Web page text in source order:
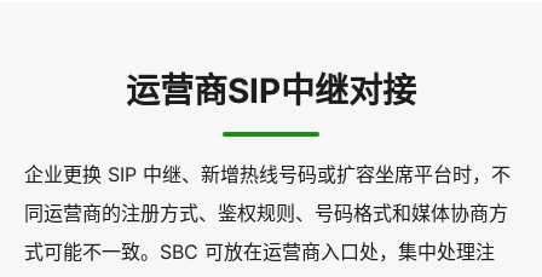
运营商SIP中继对接
企业更换 SIP 中继、新增热线号码或扩容坐席平台时，不
同运营商的注册方式、鉴权规则、号码格式和媒体协商方
式可能不一致。SBC 可放在运营商入口处，集中处理注